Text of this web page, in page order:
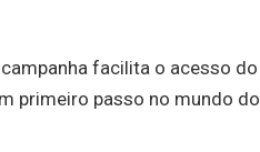
facilita o acesso do
primeiro passo no mundo do